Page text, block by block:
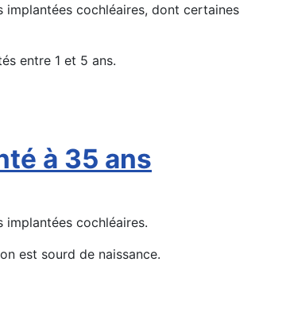
implantées cochléaires, dont certaines
entre 1 et 5 ans.
à 35 ans
cochléaires.
est sourd de naissance.